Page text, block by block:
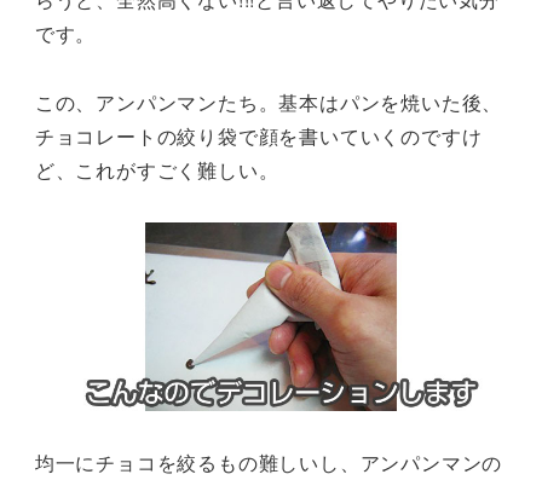
です。
この、アンパンマンたち。基本はパンを焼いた後、
チョコレートの絞り袋で顔を書いていくのですけ
ど、これがすごく難しい。
均一にチョコを絞るもの難しいし、アンパンマンの